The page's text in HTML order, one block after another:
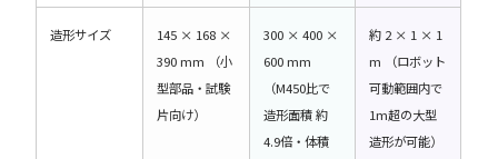
造形サイズ
145 × 168 ×
390 mm （小
型部品・試験
片向け）
300 × 400 ×
600 mm
（M450比で
造形面積 約
4.9倍・体積
約 2 × 1 × 1
m （ロボット
可動範囲内で
1m超の大型
造形が可能）